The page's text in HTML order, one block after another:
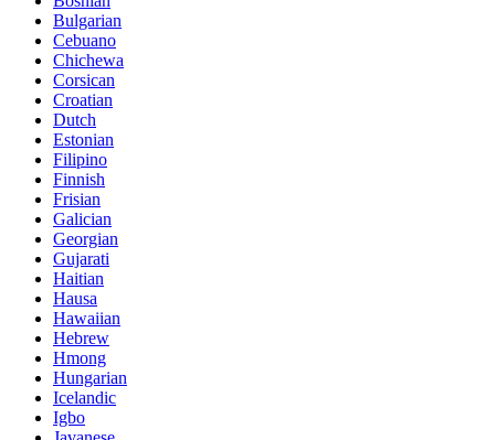
Bulgarian
Cebuano
Chichewa
Corsican
Croatian
Dutch
Estonian
Filipino
Finnish
Frisian
Galician
Georgian
Gujarati
Haitian
Hausa
Hawaiian
Hebrew
Hmong
Hungarian
Icelandic
Igbo